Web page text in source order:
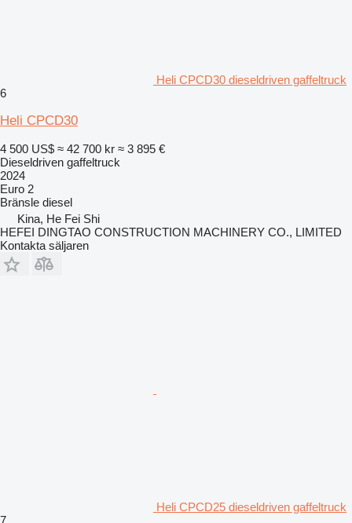
Heli CPCD30 dieseldriven gaffeltruck
6
Heli CPCD30
4 500 US$ ≈ 42 700 kr ≈ 3 895 €
Dieseldriven gaffeltruck
2024
Euro 2
Bränsle diesel
Kina, He Fei Shi
HEFEI DINGTAO CONSTRUCTION MACHINERY CO., LIMITED
Kontakta säljaren
Heli CPCD25 dieseldriven gaffeltruck
7